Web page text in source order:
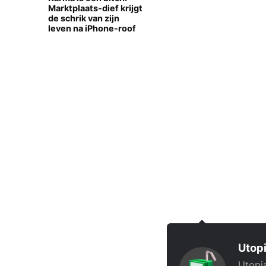
Marktplaats-dief krijgt
de schrik van zijn
leven na iPhone-roof